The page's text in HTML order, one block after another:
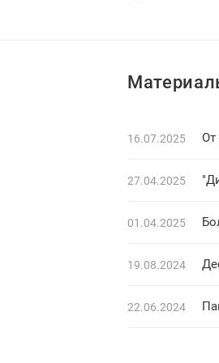
16.07.2025 От
27.04.2025
01.04.2025
19.08.2024
22.06.2024